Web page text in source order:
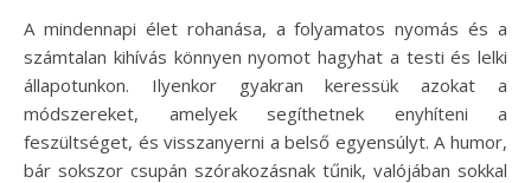
A mindennapi élet rohanása, a folyamatos nyomás és a
számtalan kihívás könnyen nyomot hagyhat a testi és lelki
állapotunkon. Ilyenkor gyakran keressük azokat a
módszereket, amelyek segíthetnek enyhíteni a
feszültséget, és visszanyerni a belső egyensúlyt. A humor,
bár sokszor csupán szórakozásnak tűnik, valójában sokkal